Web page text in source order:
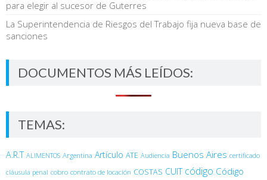
para elegir al sucesor de Guterres
La Superintendencia de Riesgos del Trabajo fija nueva base de
sanciones
DOCUMENTOS MÁS LEÍDOS:
TEMAS:
A.R.T ALIMENTOS Argentina Artículo ATE Audiencia Buenos Aires certificado
cláusula penal cobro contrato de locación COSTAS CUIT código Código